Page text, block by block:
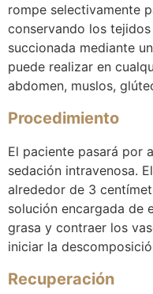
rompe selectivamente
conservando los
succionada mediante
puede realizar en
abdomen, muslos,
Procedimiento
El paciente pasará por
sedación intravenosa.
alrededor de 3
solución encargada de
grasa y contraer los
iniciar la
Recuperación